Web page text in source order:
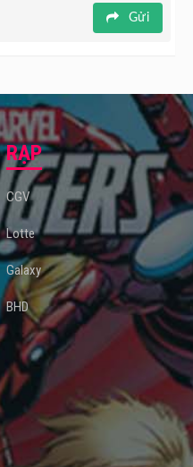
Gửi
RẠP
CGV
Lotte
Galaxy
BHD